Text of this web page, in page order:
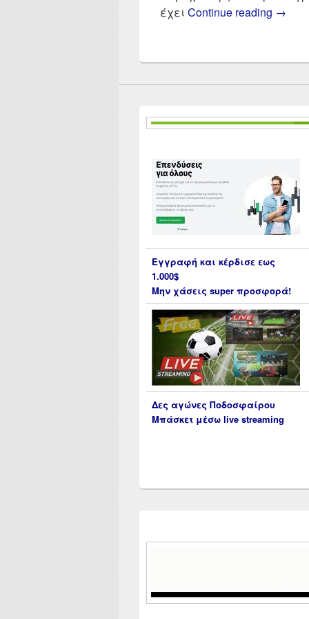
έχει Continue reading →
Εγγραφή και κέρδισε εως
1.000$
Μην χάσεις super προσφορά!
Δες αγώνες Ποδοσφαίρου
Μπάσκετ μέσω live streaming